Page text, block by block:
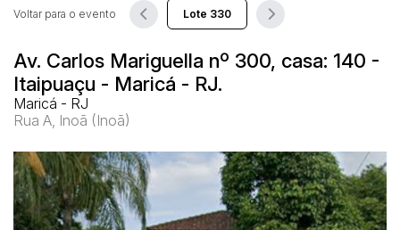
Av. Carlos Mariguella nº 300, casa: 140 -
Itaipuaçu - Maricá - RJ.
Maricá - RJ
Rua A, Inoã (Inoã)
Voltar para o evento